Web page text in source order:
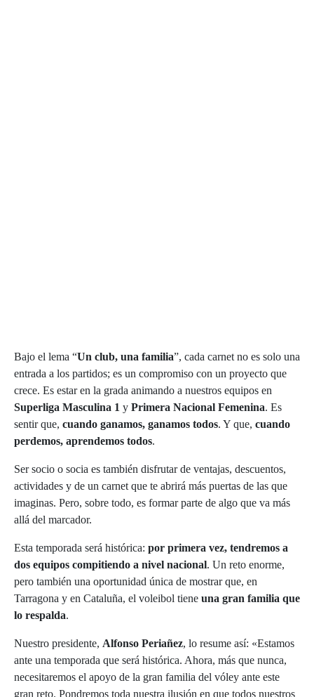
Bajo el lema “Un club, una familia”, cada carnet no es solo una
entrada a los partidos; es un compromiso con un proyecto que
crece. Es estar en la grada animando a nuestros equipos en
Superliga Masculina 1 y Primera Nacional Femenina. Es
sentir que, cuando ganamos, ganamos todos. Y que, cuando
perdemos, aprendemos todos.
Ser socio o socia es también disfrutar de ventajas, descuentos,
actividades y de un carnet que te abrirá más puertas de las que
imaginas. Pero, sobre todo, es formar parte de algo que va más
allá del marcador.
Esta temporada será histórica: por primera vez, tendremos a
dos equipos compitiendo a nivel nacional. Un reto enorme,
pero también una oportunidad única de mostrar que, en
Tarragona y en Cataluña, el voleibol tiene una gran familia que
lo respalda.
Nuestro presidente, Alfonso Periañez, lo resume así: «Estamos
ante una temporada que será histórica. Ahora, más que nunca,
necesitaremos el apoyo de la gran familia del vóley ante este
gran reto. Pondremos toda nuestra ilusión en que todos nuestros